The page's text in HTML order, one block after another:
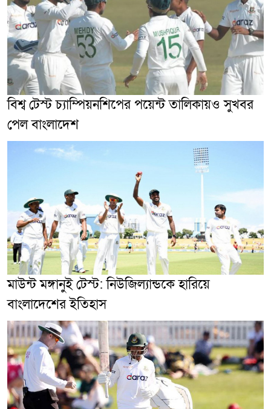
বিশ্ব টেস্ট চ্যাম্পিয়নশিপের পয়েন্ট তালিকায়ও সুখবর
পেল বাংলাদেশ
মাউন্ট মঙ্গানুই টেস্ট: নিউজিল্যান্ডকে হারিয়ে
বাংলাদেশের ইতিহাস